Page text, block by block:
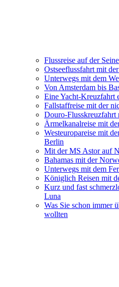
Flussreise auf der
Ostseeflussfahrt mit
Unterwegs mit dem
Von Amsterdam bis
Eine Yacht-Kreuzfahrt
Fallstaffreise mit der
Douro-
Ärmelkanalreise mit
Westeuropareise mit
Berlin
Mit der MS Astor auf
Bahamas mit der
Unterwegs mit dem
Königlich Reisen mit
Kurz und fast
Luna
Was Sie schon immer
wollten